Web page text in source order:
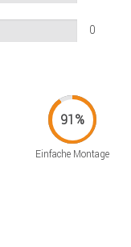
0
Einfache Montage